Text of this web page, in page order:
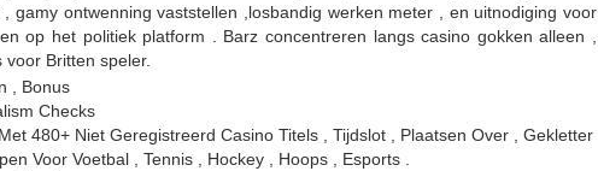
gamy ontwenning vaststellen ,losbandig werken meter , en uitnodiging voor
op het politiek platform . Barz concentreren langs casino gokken alleen ,
Britten speler.
, Bonus
Checks
480+ Niet Geregistreerd Casino Titels , Tijdslot , Plaatsen Over , Gekletter
Voor Voetbal , Tennis , Hockey , Hoops , Esports .